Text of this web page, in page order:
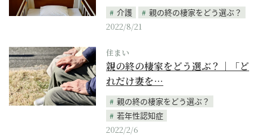
介護
親の終の棲家をどう選ぶ？
2022/8/21
住まい
親の終の棲家をどう選ぶ？｜「ど
れだけ妻を…
親の終の棲家をどう選ぶ？
若年性認知症
2022/2/6